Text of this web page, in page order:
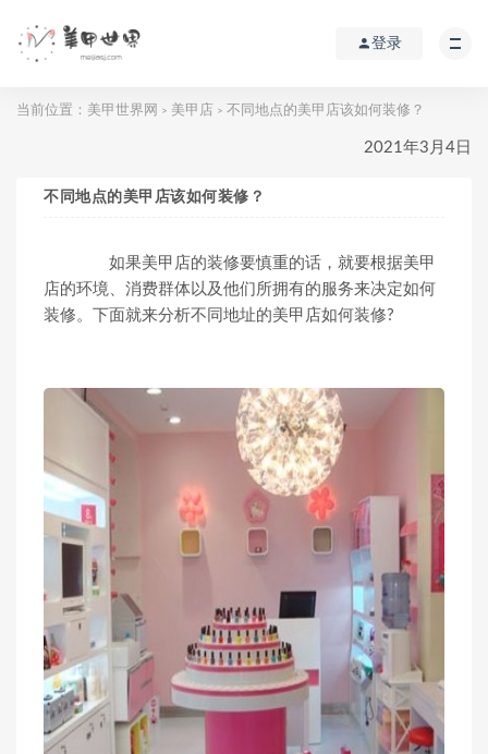
登录
当前位置： 美甲世界网 > 美甲店 > 不同地点的美甲店该如何装修？
2021年3月4日
不同地点的美甲店该如何装修？
如果美甲店的装修要慎重的话，就要根据美甲
店的环境、消费群体以及他们所拥有的服务来决定如何
装修。下面就来分析不同地址的美甲店如何装修?